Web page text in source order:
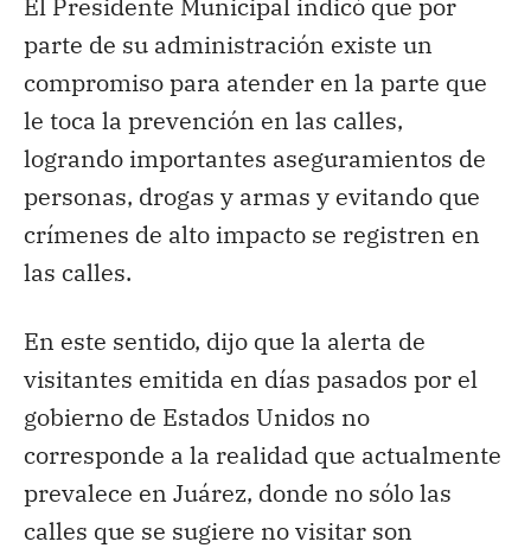
parte de su administración existe un
compromiso para atender en la parte que
le toca la prevención en las calles,
logrando importantes aseguramientos de
personas, drogas y armas y evitando que
crímenes de alto impacto se registren en
las calles.
En este sentido, dijo que la alerta de
visitantes emitida en días pasados por el
gobierno de Estados Unidos no
corresponde a la realidad que actualmente
prevalece en Juárez, donde no sólo las
calles que se sugiere no visitar son